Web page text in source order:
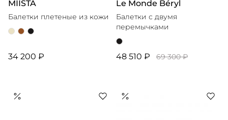
MIISTA
Балетки плетеные из кожи
34 200 ₽
Le Monde Béryl
Балетки с двумя
перемычками
48 510 ₽ 69 300 ₽